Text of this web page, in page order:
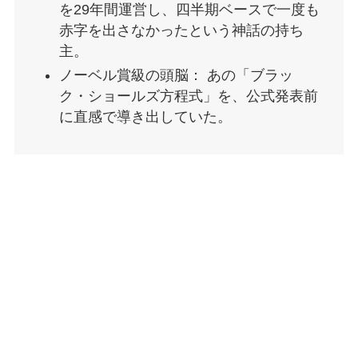
を29年間運営し、四半期ベースで一度も
赤字を出さなかったという神話の持ち
主。
ノーベル賞級の頭脳： あの「ブラッ
ク・ショールズ方程式」を、公式発表前
に直感で導き出していた。